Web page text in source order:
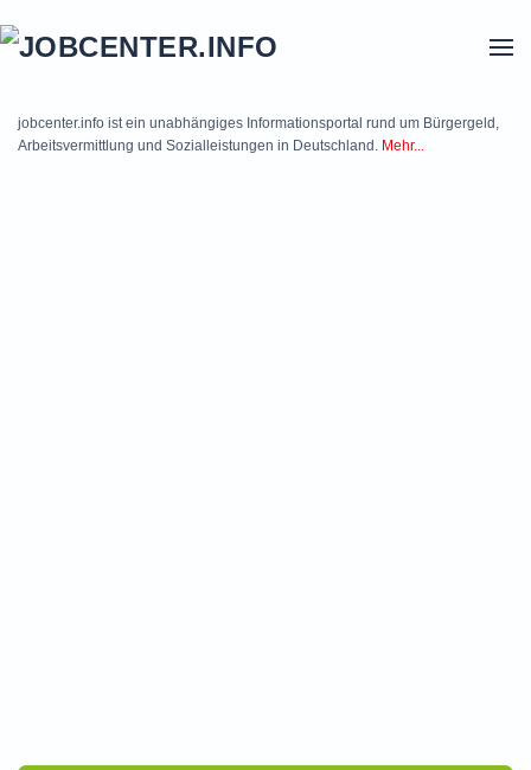
jobcenter.info ist ein unabhängiges Informationsportal rund um Bürgergeld,
Arbeitsvermittlung und Sozialleistungen in Deutschland. Mehr...